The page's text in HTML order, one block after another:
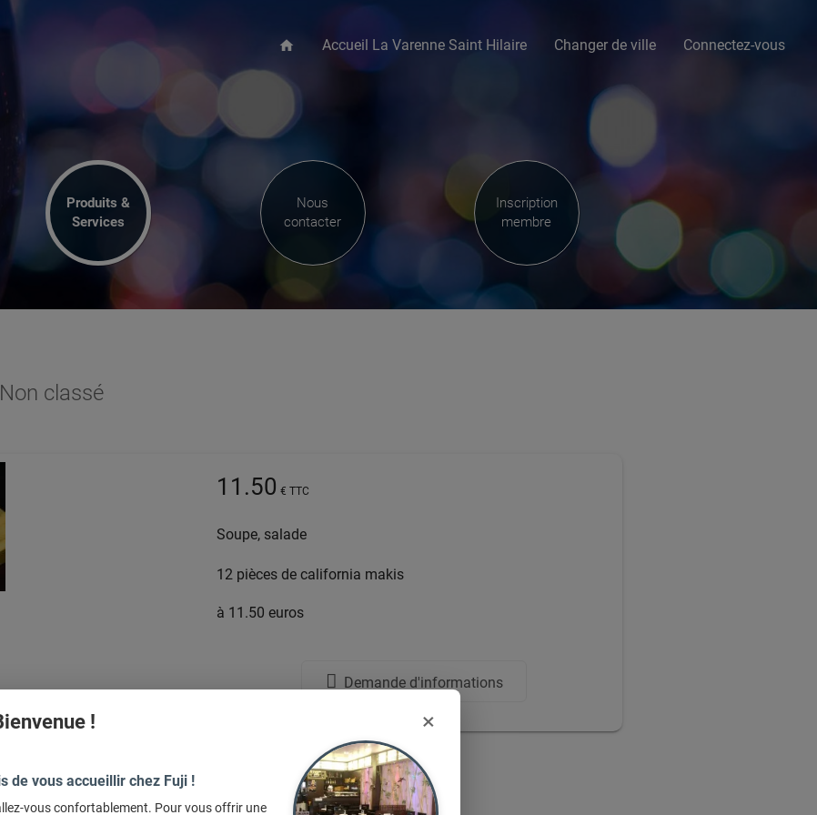
home Accueil La Varenne Saint Hilaire Changer de ville Connectez-vous
Produits &
Services
Nous
contacter
Inscription
membre
Non classé
11.50 € TTC
Soupe, salade
12 pièces de california makis
à 11.50 euros
Demande d'informations
! ×
de vous accueillir chez Fuji !
vous confortablement. Pour vous offrir une